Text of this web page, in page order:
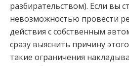
разбирательством). Если вы
невозможностью провести
действия с собственным
сразу выяснить причину
такие ограничения